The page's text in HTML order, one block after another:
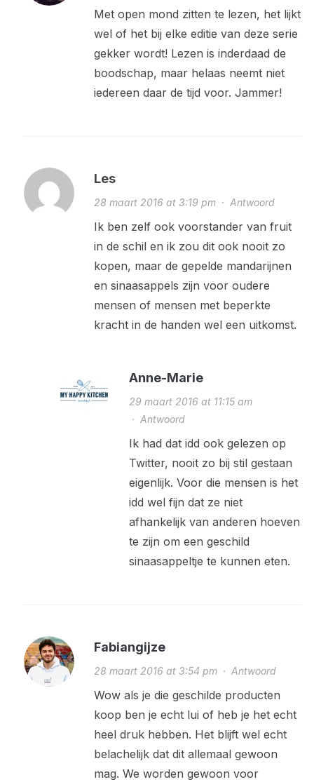
Met open mond zitten te lezen, het lijkt
wel of het bij elke editie van deze serie
gekker wordt! Lezen is inderdaad de
boodschap, maar helaas neemt niet
iedereen daar de tijd voor. Jammer!
Les
28 maart 2016 at 3:19 pm· Antwoord
Ik ben zelf ook voorstander van fruit
in de schil en ik zou dit ook nooit zo
kopen, maar de gepelde mandarijnen
en sinaasappels zijn voor oudere
mensen of mensen met beperkte
kracht in de handen wel een uitkomst.
Anne-Marie
29 maart 2016 at 11:15 am
· Antwoord
Ik had dat idd ook gelezen op
Twitter, nooit zo bij stil gestaan
eigenlijk. Voor die mensen is het
idd wel fijn dat ze niet
afhankelijk van anderen hoeven
te zijn om een geschild
sinaasappeltje te kunnen eten.
Fabiangijze
28 maart 2016 at 3:54 pm· Antwoord
Wow als je die geschilde producten
koop ben je echt lui of heb je het echt
heel druk hebben. Het blijft wel echt
belachelijk dat dit allemaal gewoon
mag. We worden gewoon voor